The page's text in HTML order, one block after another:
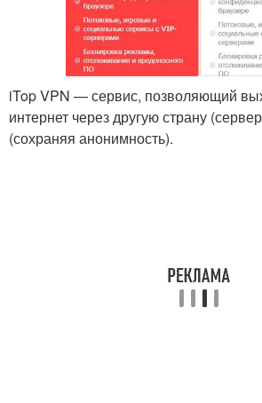
iTop VPN — сервис, позволяющий
интернет через другую страну
(сохраняя анонимность).